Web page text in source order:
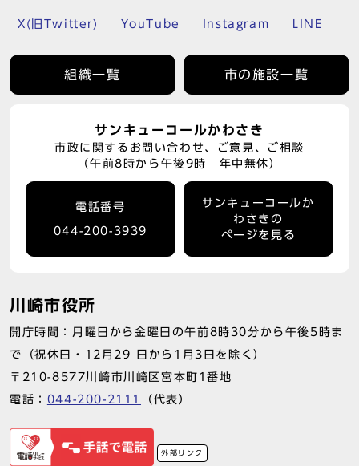
X(旧Twitter) YouTube Instagram LINE
組織一覧 市の施設一覧
サンキューコールかわさき
市政に関するお問い合わせ、ご意見、ご相談
（午前8時から午後9時 年中無休）
電話番号
044-200-3939
サンキューコールか
わさきの
ページを見る
川崎市役所
開庁時間：月曜日から金曜日の午前8時30分から午後5時ま
で（祝休日・12月29 日から1月3日を除く）
〒210-8577川崎市川崎区宮本町1番地
電話： 044-200-2111 （代表）
外部リンク